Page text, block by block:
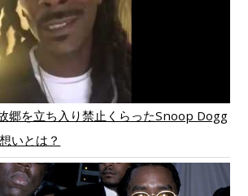
郷を立ち入り禁止くらったSnoop Dogg
いとは？